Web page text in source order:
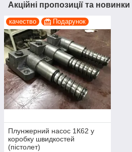
Акційні пропозиції та новинки
качество Подарунок
Плунжерний насос 1К62 у
коробку швидкостей
(пістолет)